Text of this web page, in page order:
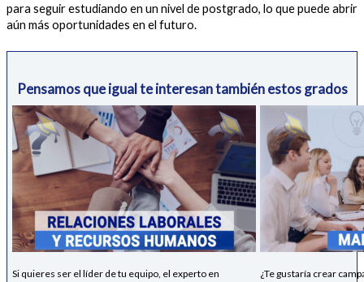
para seguir estudiando en un nivel de postgrado, lo que puede abrir
aún más oportunidades en el futuro.
Pensamos que igual te interesan también estos grados
Si quieres ser el líder de tu equipo, el experto en
¿Te gustaría crear